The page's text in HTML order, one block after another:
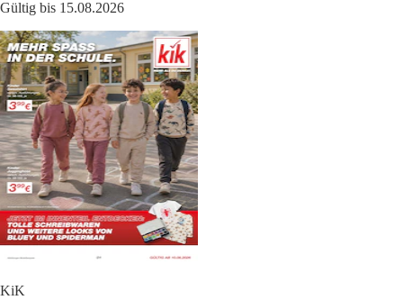
Gültig bis 15.08.2026
KiK